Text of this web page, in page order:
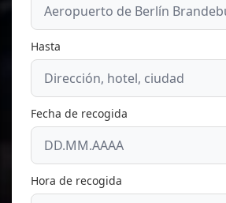
Hasta
Fecha de recogida
Hora de recogida